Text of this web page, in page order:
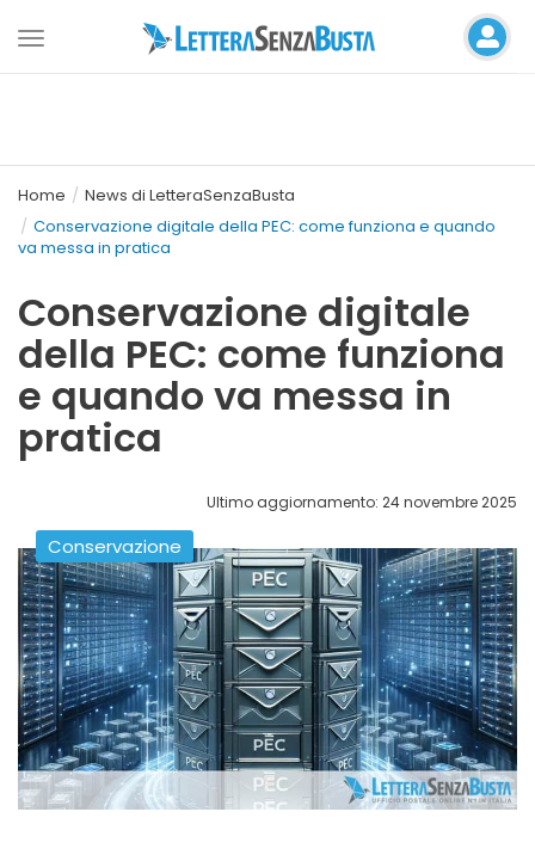
Toggle
Home
News di LetteraSenzaBusta
Conservazione digitale della PEC: come funziona e quando
va messa in pratica
Conservazione digitale
della PEC: come funziona
e quando va messa in
pratica
Ultimo aggiornamento: 24 novembre 2025
Conservazione